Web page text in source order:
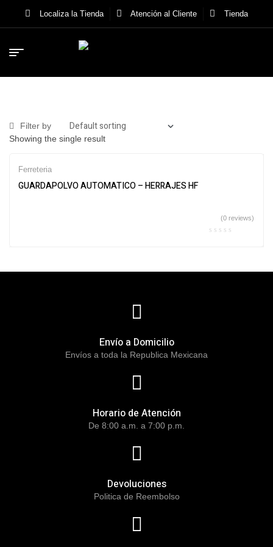
Localiza la Tienda Atención al Cliente Tienda
Filter by
Showing the single result
Ferreteria
GUARDAPOLVO AUTOMATICO – HERRAJES HF
(0 reviews)
Envío a Domicilio
Envíos a toda la Republica Mexicana
Horario de Atención
De 8:00 a.m. a 7:00 p.m.
Devoluciones
Politica de Reembolso